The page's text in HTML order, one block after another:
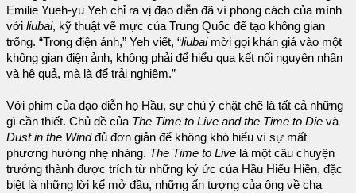
Emilie Yueh-yu Yeh chỉ ra vị đạo diễn đã ví phong cách của mình
với liubai, kỹ thuật vẽ mực của Trung Quốc để tạo không gian
trống. “Trong điện ảnh,” Yeh viết, “liubai mời gọi khán giả vào một
không gian điện ảnh, không phải để hiểu qua kết nối nguyên nhân
và hệ quả, mà là để trải nghiệm.”
Với phim của đạo diễn họ Hầu, sự chú ý chặt chẽ là tất cả những
gì cần thiết. Chủ đề của The Time to Live and the Time to Die và
Dust in the Windđủ đơn giản để không khó hiểu vì sự mất
phương hướng nhẹ nhàng. The Time to Live là một câu chuyện
trưởng thành được trích từ những ký ức của Hầu Hiếu Hiền, đặc
biệt là những lời kể mở đầu, những ấn tượng của ông về cha